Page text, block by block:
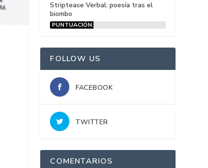
Striptease Verbal: poesía tras el
biombo
PUNTUACIÓN:
FOLLOW US
FACEBOOK
TWITTER
COMENTARIOS